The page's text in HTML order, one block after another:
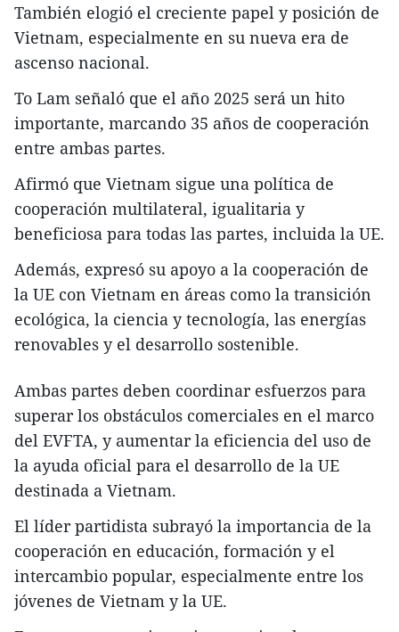
También elogió el creciente papel y posición de
Vietnam, especialmente en su nueva era de
ascenso nacional.
To Lam señaló que el año 2025 será un hito
importante, marcando 35 años de cooperación
entre ambas partes.
Afirmó que Vietnam sigue una política de
cooperación multilateral, igualitaria y
beneficiosa para todas las partes, incluida la UE.
Además, expresó su apoyo a la cooperación de
la UE con Vietnam en áreas como la transición
ecológica, la ciencia y tecnología, las energías
renovables y el desarrollo sostenible.
Ambas partes deben coordinar esfuerzos para
superar los obstáculos comerciales en el marco
del EVFTA, y aumentar la eficiencia del uso de
la ayuda oficial para el desarrollo de la UE
destinada a Vietnam.
El líder partidista subrayó la importancia de la
cooperación en educación, formación y el
intercambio popular, especialmente entre los
jóvenes de Vietnam y la UE.